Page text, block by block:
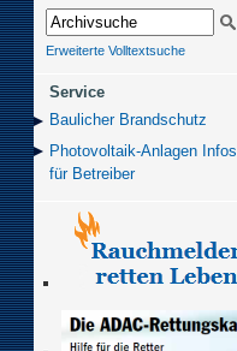
Erweiterte Volltextsuche
Service
Baulicher Brand­schutz
Photovoltaik-Anlagen Infos
für Betreiber